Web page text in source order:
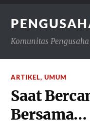
Komunitas
ARTIKEL,UMUM
Saat
Bersama…